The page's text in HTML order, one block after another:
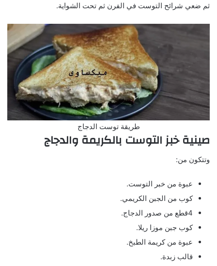
ثم ضعي شرائح التوست في الفرن ثم تحت الشواية.
طريقة توست الدجاج
صينية خبز التوست بالكريمة والدجاج
وتتكون من:
عبوة من خبر التوست.
كوب من الجبن الكريمي.
4قطع من صدور الدجاج.
كوب جبن موزا ريلا.
عبوة من كريمة الطبخ.
قالب زبدة.